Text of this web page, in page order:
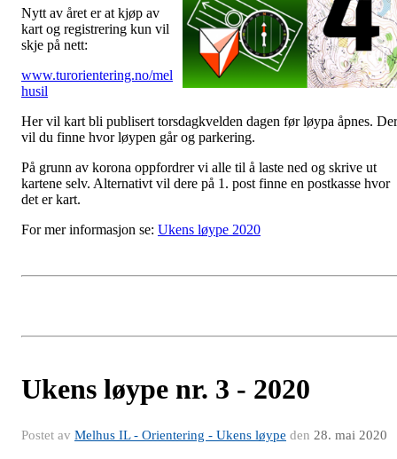
Nytt av året er at kjøp av
kart og registrering kun vil
skje på nett:
www.turorientering.no/mel
husil
Her vil kart bli publisert torsdagkvelden dagen før løypa åpnes. Der
vil du finne hvor løypen går og parkering.
På grunn av korona oppfordrer vi alle til å laste ned og skrive ut
kartene selv. Alternativt vil dere på 1. post finne en postkasse hvor
det er kart.
For mer informasjon se: Ukens løype 2020
Ukens løype nr. 3 - 2020
Postet av Melhus IL - Orientering - Ukens løype den 28. mai 2020